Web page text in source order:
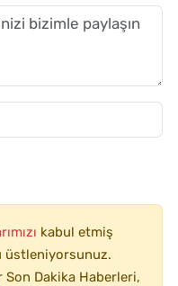
kabul etmiş
üstleniyorsunuz.
Son Dakika Haberleri,